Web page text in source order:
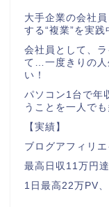
大手企業の会社
する“複業”を実践
会社員として、
て…一度きりの人
い！
パソコン1台で年
うことを一人で
【実績】
ブログアフィリ
最高日収11万円
1日最高22万PV